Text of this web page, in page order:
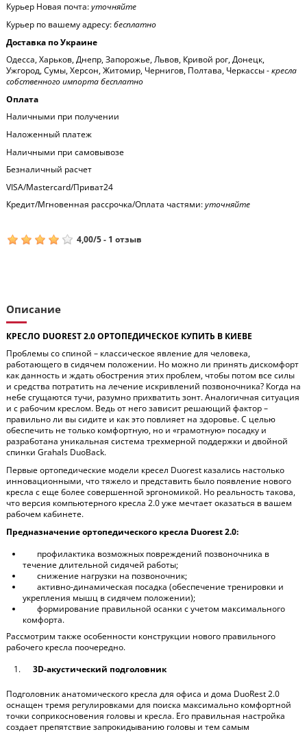
Курьер Новая почта:уточняйте
Курьер по вашему адресу:бесплатно
Доставка по Украине
Одесса, Харьков, Днепр, Запорожье, Львов, Кривой рог, Донецк,
Ужгород, Сумы, Херсон, Житомир, Чернигов, Полтава, Черкассы -кресла
собственного импорта бесплатно
Оплата
Наличными при получении
Наложенный платеж
Наличными при самовывозе
Безналичный расчет
VISA/Mastercard/Приват24
Кредит/Мгновенная рассрочка/Оплата частями:уточняйте
4,00/5- 1 отзыв
Описание
КРЕСЛО DUOREST 2.0 ОРТОПЕДИЧЕСКОЕ КУПИТЬ В КИЕВЕ
Проблемы со спиной – классическое явление для человека,
работающего в сидячем положении. Но можно ли принять дискомфорт
как данность и ждать обострения этих проблем, чтобы потом все силы
и средства потратить на лечение искривлений позвоночника? Когда на
небе сгущаются тучи, разумно прихватить зонт. Аналогичная ситуация
и с рабочим креслом. Ведь от него зависит решающий фактор –
правильно ли вы сидите и как это повлияет на здоровье. С целью
обеспечить не только комфортную, но и «грамотную» посадку и
разработана уникальная система трехмерной поддержки и двойной
спинки Grahals DuoBack.
Первые ортопедические модели кресел Duorest казались настолько
инновационными, что тяжело и представить было появление нового
кресла с еще более совершенной эргономикой. Но реальность такова,
что версия компьютерного кресла 2.0 уже мечтает оказаться в вашем
рабочем кабинете.
Предназначениеортопедического кресла Duorest2.0:
профилактика возможных повреждений позвоночника в
течение длительной сидячей работы;
снижение нагрузки на позвоночник;
активно-динамическая посадка (обеспечение тренировки и
укрепления мышц в сидячем положении);
формирование правильной осанки с учетом максимального
комфорта.
Рассмотрим также особенности конструкции нового правильного
рабочего кресла поочередно.
3D-акустический подголовник
Подголовник анатомического кресла для офиса и дома DuoRest 2.0
оснащен тремя регулировками для поиска максимально комфортной
точки соприкосновения головы и кресла. Его правильная настройка
создает препятствие запрокидыванию головы и тем самым